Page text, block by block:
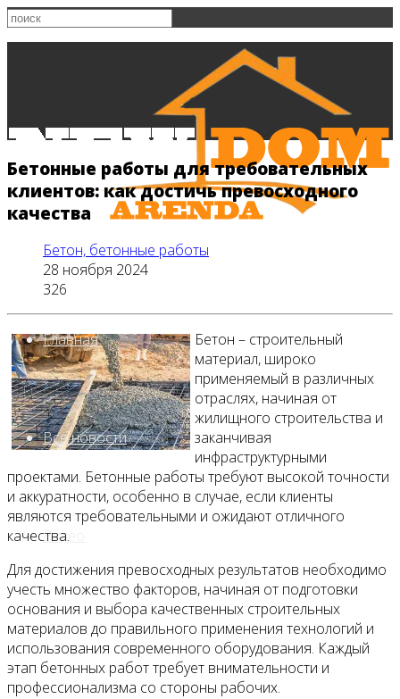
Главная
Все новости
Видео
Бетонные работы для требовательных
клиентов: как достичь превосходного
качества
Бетон, бетонные работы
28 ноября 2024
326
Бетон – строительный
материал, широко
применяемый в различных
отраслях, начиная от
жилищного строительства и
заканчивая
инфраструктурными
проектами. Бетонные работы требуют высокой точности
и аккуратности, особенно в случае, если клиенты
являются требовательными и ожидают отличного
качества.
Для достижения превосходных результатов необходимо
учесть множество факторов, начиная от подготовки
основания и выбора качественных строительных
материалов до правильного применения технологий и
использования современного оборудования. Каждый
этап бетонных работ требует внимательности и
профессионализма со стороны рабочих.